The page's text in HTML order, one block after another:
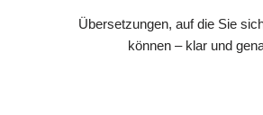
Übersetzungen, auf die Sie
können – klar und